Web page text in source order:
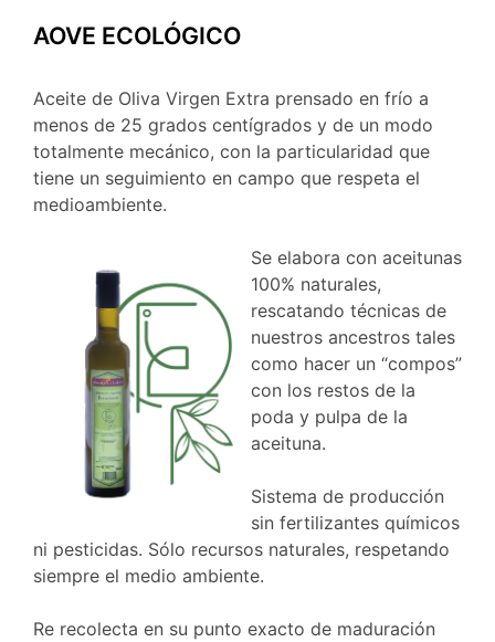
AOVE ECOLÓGICO
Aceite de Oliva Virgen Extra prensado en frío a
menos de 25 grados centígrados y de un modo
totalmente mecánico, con la particularidad que
tiene un seguimiento en campo que respeta el
medioambiente.
Se elabora con aceitunas
100% naturales,
rescatando técnicas de
nuestros ancestros tales
como hacer un “compos”
con los restos de la
poda y pulpa de la
aceituna.
Sistema de producción
sin fertilizantes químicos
ni pesticidas. Sólo recursos naturales, respetando
siempre el medio ambiente.
Re recolecta en su punto exacto de maduración